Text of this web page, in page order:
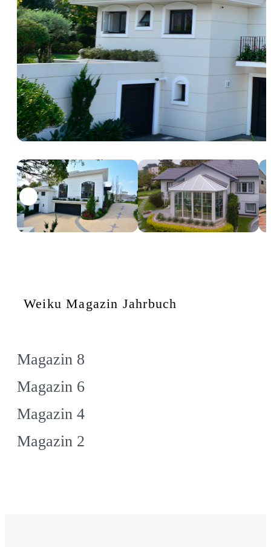
Weiku Magazin Jahrbuch
Magazin 8
Magazin 6
Magazin 4
Magazin 2